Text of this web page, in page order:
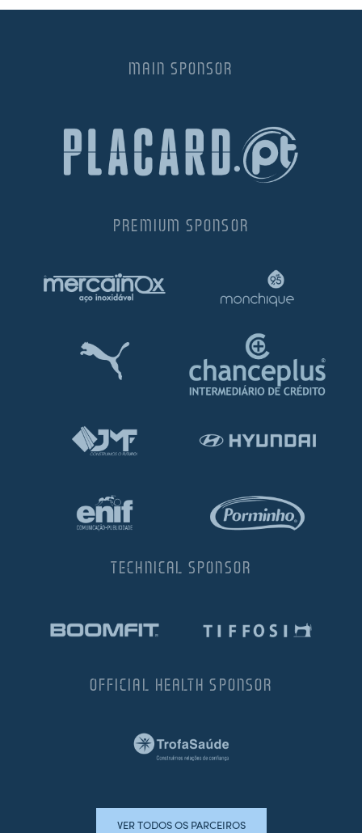
MAIN SPONSOR
PREMIUM SPONSOR
TECHNICAL SPONSOR
OFFICIAL HEALTH SPONSOR
VER TODOS OS PARCEIROS